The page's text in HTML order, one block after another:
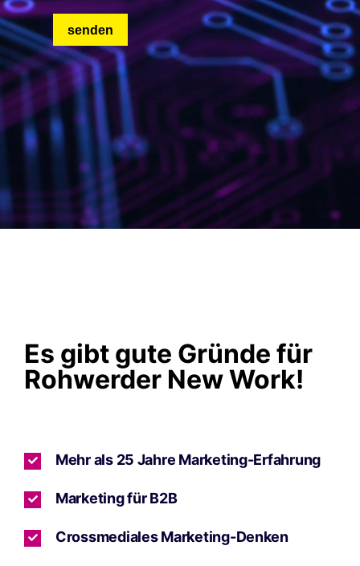
Es gibt gute Gründe für
Rohwerder New Work!
Mehr als 25 Jahre Marketing-Erfahrung
Marketing für B2B
Crossmediales Marketing-Denken